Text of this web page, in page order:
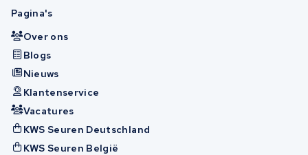
Pagina's
Over ons
Blogs
Nieuws
Klantenservice
Vacatures
KWS Seuren Deutschland
KWS Seuren België